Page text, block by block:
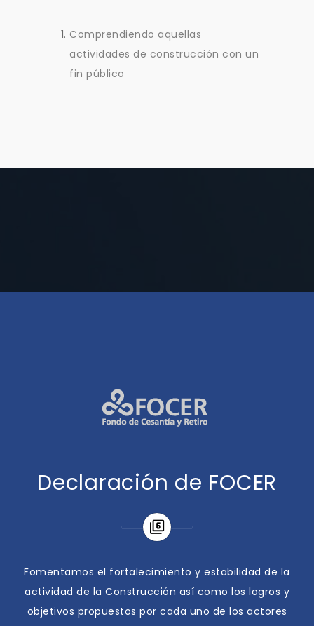
Comprendiendo aquellas
actividades de construcción con un
fin público
Declaración de FOCER
Fomentamos el fortalecimiento y estabilidad de la
actividad de la Construcción así como los logros y
objetivos propuestos por cada uno de los actores